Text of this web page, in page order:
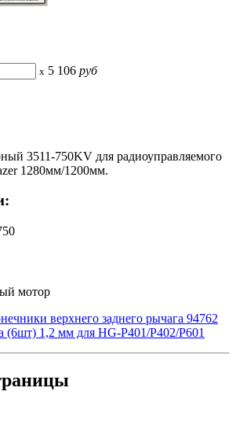
x 5 106 руб
3511-750KV для радиоуправляемого
1280мм/1200мм.
мотор
верхнего заднего рычага 94762
(6шт) 1,2 мм для HG-P401/P402/P601